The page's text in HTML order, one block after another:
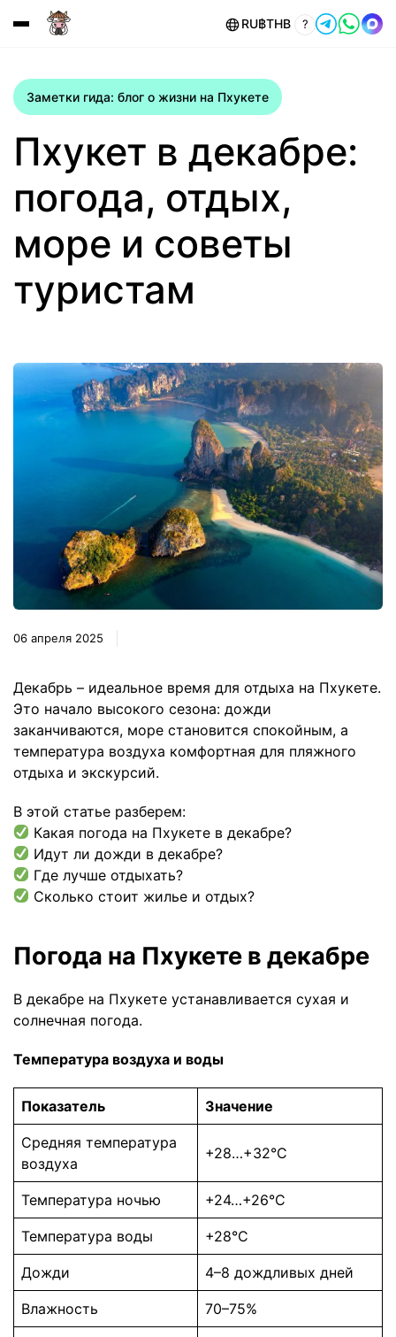
RU฿THB ?
Заметки гида: блог о жизни на Пхукете
Пхукет в декабре:
погода, отдых,
море и советы
туристам
06 апреля 2025
Декабрь – идеальное время для отдыха на Пхукете.
Это начало высокого сезона: дожди
заканчиваются, море становится спокойным, а
температура воздуха комфортная для пляжного
отдыха и экскурсий.
В этой статье разберем:
Какая погода на Пхукете в декабре?
Идут ли дожди в декабре?
Где лучше отдыхать?
Сколько стоит жилье и отдых?
Погода на Пхукете в декабре
В декабре на Пхукете устанавливается сухая и
солнечная погода.
Температура воздуха и воды
Показатель Значение
Средняя температура
воздуха
+28…+32°C
Температура ночью +24…+26°C
Температура воды +28°C
Дожди 4–8 дождливых дней
Влажность 70–75%